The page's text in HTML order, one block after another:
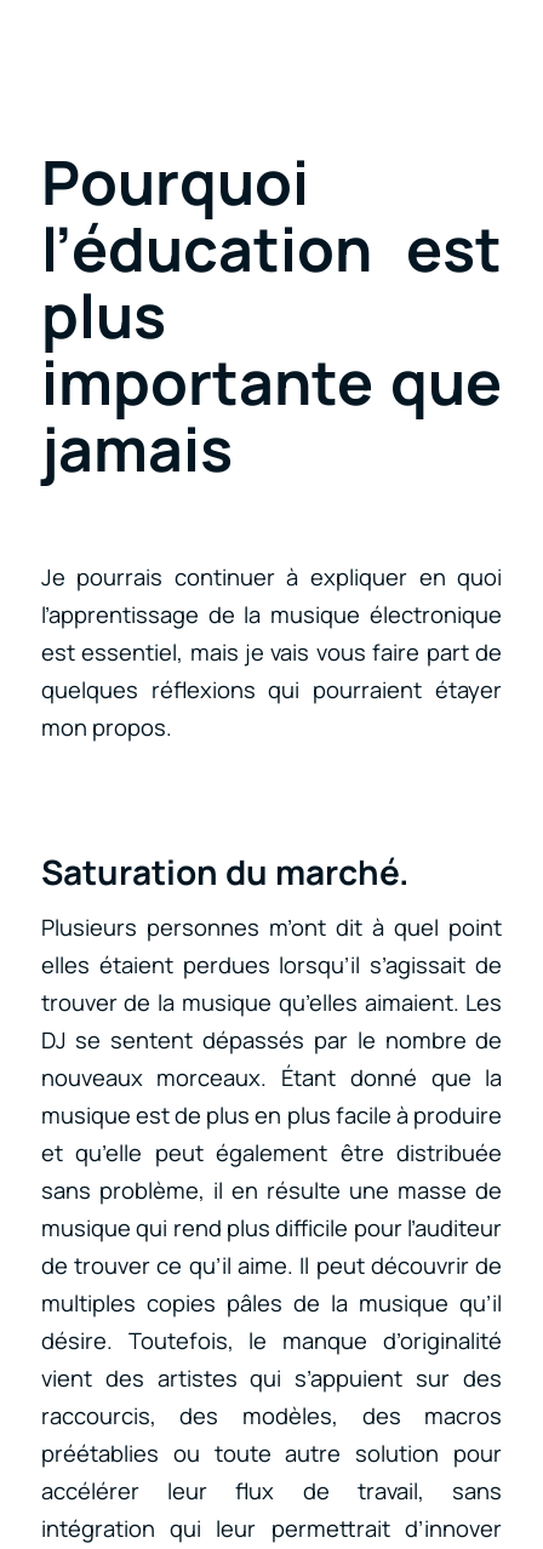
Pourquoi
l’éducation est
plus
importante que
jamais
Je pourrais continuer à expliquer en quoi
l’apprentissage de la musique électronique
est essentiel, mais je vais vous faire part de
quelques réflexions qui pourraient étayer
mon propos.
Saturation du marché.
Plusieurs personnes m’ont dit à quel point
elles étaient perdues lorsqu’il s’agissait de
trouver de la musique qu’elles aimaient. Les
DJ se sentent dépassés par le nombre de
nouveaux morceaux. Étant donné que la
musique est de plus en plus facile à produire
et qu’elle peut également être distribuée
sans problème, il en résulte une masse de
musique qui rend plus difficile pour l’auditeur
de trouver ce qu’il aime. Il peut découvrir de
multiples copies pâles de la musique qu’il
désire. Toutefois, le manque d’originalité
vient des artistes qui s’appuient sur des
raccourcis, des modèles, des macros
préétablies ou toute autre solution pour
accélérer leur flux de travail, sans
intégration qui leur permettrait d’innover